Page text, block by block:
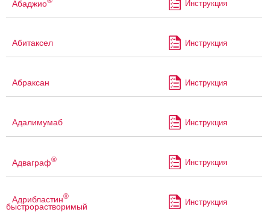
Абаджио Инструкция
Абитаксел Инструкция
Абраксан Инструкция
Адалимумаб Инструкция
Адваграф® Инструкция
Адрибластин®
быстрорастворимый Инструкция